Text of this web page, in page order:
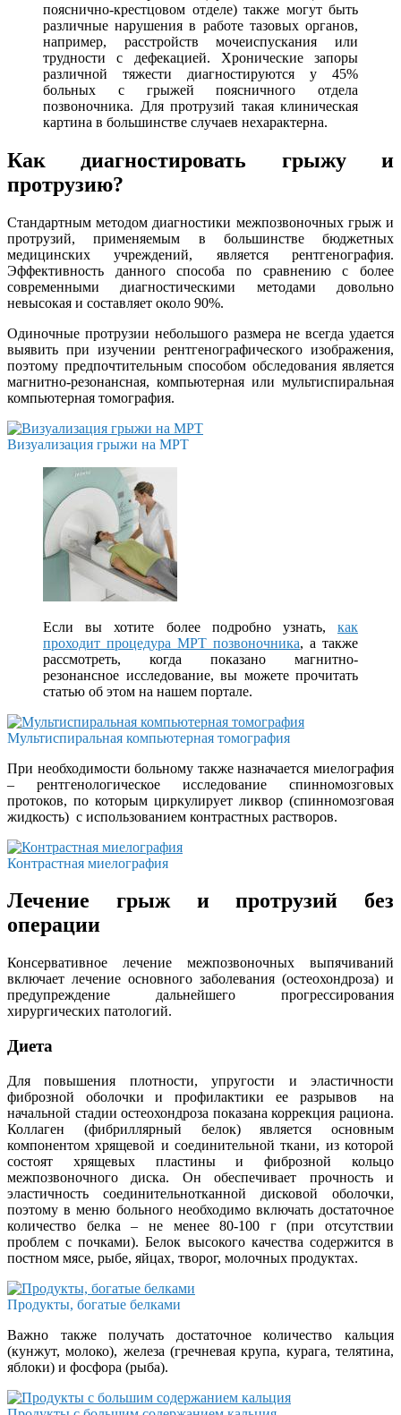
пояснично-крестцовом отделе) также могут быть
различные нарушения в работе тазовых органов,
например, расстройств мочеиспускания или
трудности с дефекацией. Хронические запоры
различной тяжести диагностируются у 45%
больных с грыжей поясничного отдела
позвоночника. Для протрузий такая клиническая
картина в большинстве случаев нехарактерна.
Как диагностировать грыжу и
протрузию?
Стандартным методом диагностики межпозвоночных грыж и
протрузий, применяемым в большинстве бюджетных
медицинских учреждений, является рентгенография.
Эффективность данного способа по сравнению с более
современными диагностическими методами довольно
невысокая и составляет около 90%.
Одиночные протрузии небольшого размера не всегда удается
выявить при изучении рентгенографического изображения,
поэтому предпочтительным способом обследования является
магнитно-резонансная, компьютерная или мультиспиральная
компьютерная томография.
Визуализация грыжи на МРТ
Если вы хотите более подробно узнать, как
проходит процедура МРТ позвоночника, а также
рассмотреть, когда показано магнитно-
резонансное исследование, вы можете прочитать
статью об этом на нашем портале.
Мультиспиральная компьютерная томография
При необходимости больному также назначается миелография
– рентгенологическое исследование спинномозговых
протоков, по которым циркулирует ликвор (спинномозговая
жидкость) с использованием контрастных растворов.
Контрастная миелография
Лечение грыж и протрузий без
операции
Консервативное лечение межпозвоночных выпячиваний
включает лечение основного заболевания (остеохондроза) и
предупреждение дальнейшего прогрессирования
хирургических патологий.
Диета
Для повышения плотности, упругости и эластичности
фиброзной оболочки и профилактики ее разрывов на
начальной стадии остеохондроза показана коррекция рациона.
Коллаген (фибриллярный белок) является основным
компонентом хрящевой и соединительной ткани, из которой
состоят хрящевых пластины и фиброзной кольцо
межпозвоночного диска. Он обеспечивает прочность и
эластичность соединительнотканной дисковой оболочки,
поэтому в меню больного необходимо включать достаточное
количество белка – не менее 80-100 г (при отсутствии
проблем с почками). Белок высокого качества содержится в
постном мясе, рыбе, яйцах, творог, молочных продуктах.
Продукты, богатые белками
Важно также получать достаточное количество кальция
(кунжут, молоко), железа (гречневая крупа, курага, телятина,
яблоки) и фосфора (рыба).